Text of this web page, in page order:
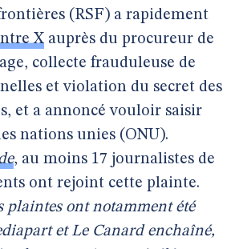
(RSF) a rapidement
X auprès du procureur de
collecte frauduleuse de
et violation du secret des
et a annoncé vouloir saisir
nations unies (ONU).
, au moins 17 journalistes de
ont rejoint cette plainte.
plaintes ont notamment été
et Le Canard enchaîné,